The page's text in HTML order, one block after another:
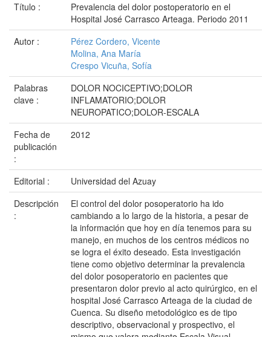
Título :
Prevalencia del dolor postoperatorio en el
Hospital José Carrasco Arteaga. Periodo 2011
Autor :
Pérez Cordero, Vicente
Molina, Ana María
Crespo Vicuña, Sofía
Palabras
clave :
DOLOR NOCICEPTIVO;DOLOR
INFLAMATORIO;DOLOR
NEUROPATICO;DOLOR-ESCALA
Fecha de
publicación
:
2012
Editorial :
Universidad del Azuay
Descripción
:
El control del dolor posoperatorio ha ido
cambiando a lo largo de la historia, a pesar de
la información que hoy en día tenemos para su
manejo, en muchos de los centros médicos no
se logra el éxito deseado. Esta investigación
tiene como objetivo determinar la prevalencia
del dolor posoperatorio en pacientes que
presentaron dolor previo al acto quirúrgico, en el
hospital José Carrasco Arteaga de la ciudad de
Cuenca. Su diseño metodológico es de tipo
descriptivo, observacional y prospectivo, el